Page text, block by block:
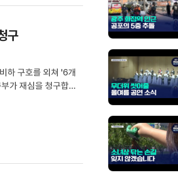
구
하 구호를 외쳐 '6개
가 재심을 청구합니
오늘 재심 신청 마지